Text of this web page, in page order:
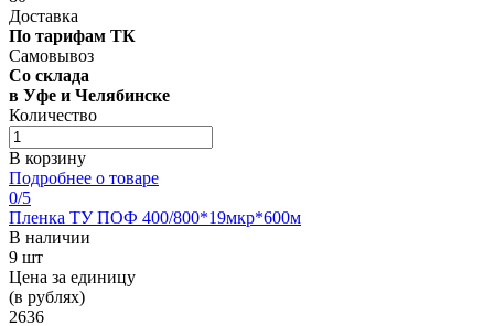
Доставка
По тарифам ТК
Самовывоз
Со склада
в Уфе и Челябинске
Количество
В корзину
Подробнее о товаре
0/5
Пленка ТУ ПОФ 400/800*19мкр*600м
В наличии
9 шт
Цена за единицу
(в рублях)
2636